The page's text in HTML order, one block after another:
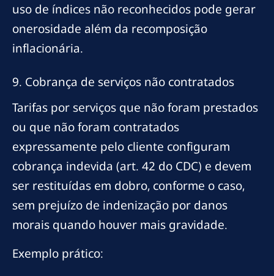
uso de índices não reconhecidos pode gerar
onerosidade além da recomposição
inflacionária.
9. Cobrança de serviços não contratados
Tarifas por serviços que não foram prestados
ou que não foram contratados
expressamente pelo cliente configuram
cobrança indevida (art. 42 do CDC) e devem
ser restituídas em dobro, conforme o caso,
sem prejuízo de indenização por danos
morais quando houver mais gravidade.
Exemplo prático: